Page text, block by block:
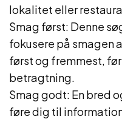
lokalitet eller
Smag først: Denne
fokusere på smagen
først og fremmest,
betragtning.
Smag godt: En bred
føre dig til